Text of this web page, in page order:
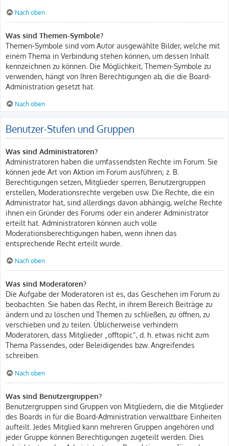
Nach oben
Was sind Themen-Symbole?
Themen-Symbole sind vom Autor ausgewählte Bilder, welche mit
einem Thema in Verbindung stehen können, um dessen Inhalt
kennzeichnen zu können. Die Möglichkeit, Themen-Symbole zu
verwenden, hängt von Ihren Berechtigungen ab, die die Board-
Administration gesetzt hat.
Nach oben
Benutzer-Stufen und Gruppen
Was sind Administratoren?
Administratoren haben die umfassendsten Rechte im Forum. Sie
können jede Art von Aktion im Forum ausführen; z. B.
Berechtigungen setzen, Mitglieder sperren, Benutzergruppen
erstellen, Moderationsrechte vergeben usw. Die Rechte, die ein
Administrator hat, sind allerdings davon abhängig, welche Rechte
ihnen ein Gründer des Forums oder ein anderer Administrator
erteilt hat. Administratoren können auch volle
Moderationsberechtigungen haben, wenn ihnen das
entsprechende Recht erteilt wurde.
Nach oben
Was sind Moderatoren?
Die Aufgabe der Moderatoren ist es, das Geschehen im Forum zu
beobachten. Sie haben das Recht, in ihrem Bereich Beiträge zu
ändern und zu löschen und Themen zu schließen, zu öffnen, zu
verschieben und zu teilen. Üblicherweise verhindern
Moderatoren, dass Mitglieder „offtopic“, d. h. etwas nicht zum
Thema Passendes, oder Beleidigendes bzw. Angreifendes
schreiben.
Nach oben
Was sind Benutzergruppen?
Benutzergruppen sind Gruppen von Mitgliedern, die die Mitglieder
des Boards in für die Board-Administration verwaltbare Einheiten
aufteilt. Jedes Mitglied kann mehreren Gruppen angehören und
jeder Gruppe können Berechtigungen zugeteilt werden. Dies